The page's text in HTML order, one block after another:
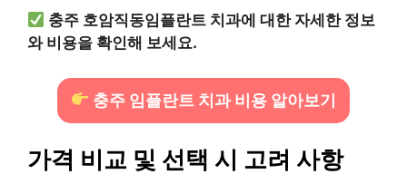
충주 호암직동임플란트 치과에 대한 자세한 정보
와 비용을 확인해 보세요.
충주 임플란트 치과 비용 알아보기
가격 비교 및 선택 시 고려 사항